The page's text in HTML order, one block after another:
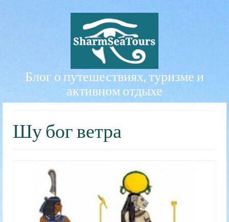
Блог о путешествиях, туризме и
активном отдыхе
Шу бог ветра